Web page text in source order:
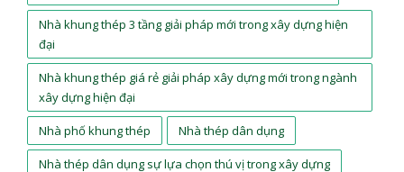
Nhà khung thép 3 tầng giải pháp mới trong xây dựng hiện
đại
Nhà khung thép giá rẻ giải pháp xây dựng mới trong ngành
xây dựng hiện đại
Nhà phố khung thép Nhà thép dân dụng
Nhà thép dân dụng sự lựa chọn thú vị trong xây dựng